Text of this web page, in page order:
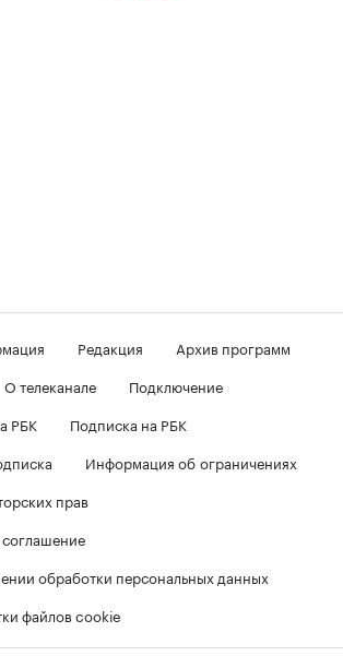
Редакция
Архив программ
О телеканале
Подключение
РБК
Подписка на РБК
Информация об ограничениях
прав
соглашение
обработки персональных данных
файлов cookie